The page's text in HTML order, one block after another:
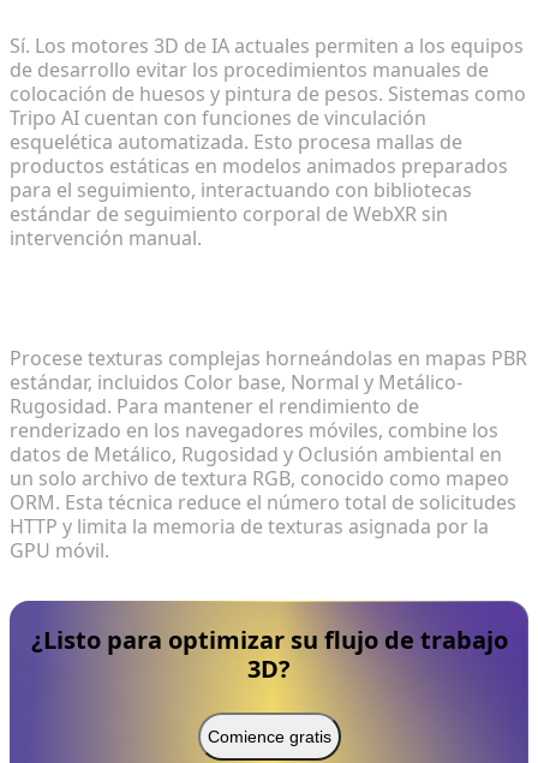
Sí. Los motores 3D de IA actuales permiten a los equipos
de desarrollo evitar los procedimientos manuales de
colocación de huesos y pintura de pesos. Sistemas como
Tripo AI cuentan con funciones de vinculación
esquelética automatizada. Esto procesa mallas de
productos estáticas en modelos animados preparados
para el seguimiento, interactuando con bibliotecas
estándar de seguimiento corporal de WebXR sin
intervención manual.
Procese texturas complejas horneándolas en mapas PBR
estándar, incluidos Color base, Normal y Metálico-
Rugosidad. Para mantener el rendimiento de
renderizado en los navegadores móviles, combine los
datos de Metálico, Rugosidad y Oclusión ambiental en
un solo archivo de textura RGB, conocido como mapeo
ORM. Esta técnica reduce el número total de solicitudes
HTTP y limita la memoria de texturas asignada por la
GPU móvil.
¿Listo para optimizar su flujo de trabajo
3D?
Comience gratis